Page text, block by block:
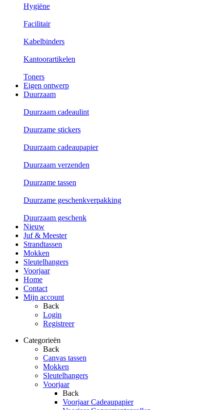
Hygiëne
Facilitair
Kabelbinders
Kantoorartikelen
Toners
Eigen ontwerp
Duurzaam
Duurzaam cadeaulint
Duurzame stickers
Duurzaam cadeaupapier
Duurzaam verzenden
Duurzame tassen
Duurzame geschenkverpakking
Duurzaam geschenk
Nieuw
Juf & Meester
Strandtassen
Mokken
Sleutelhangers
Voorjaar
Home
Contact
Mijn account
Back
Login
Registreer
Categorieën
Back
Canvas tassen
Mokken
Sleutelhangers
Voorjaar
Back
Voorjaar Cadeaupapier